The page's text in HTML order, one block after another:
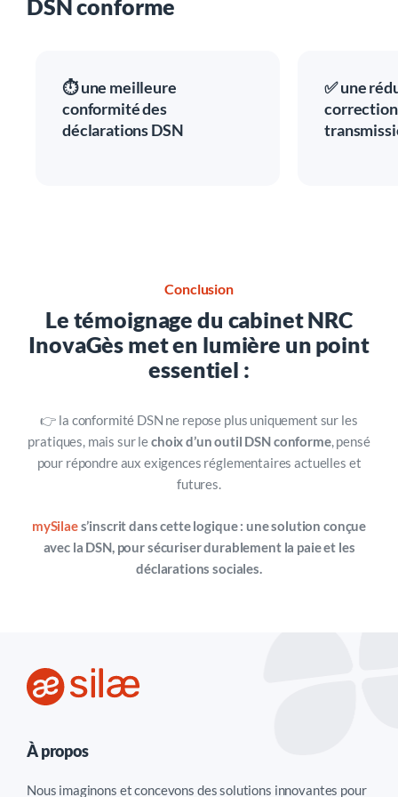
DSN conforme
⏱️ une meilleure
conformité des
déclarations DSN
✅ une
Conclusion
Le témoignage du cabinet NRC
InovaGès met en lumière un point
essentiel :
👉 la conformité DSN ne repose plus uniquement sur les
pratiques, mais sur lechoix d’un outil DSN conforme, pensé
pour répondre aux exigences réglementaires actuelles et
futures.
mySilaes’inscrit dans cette logique : une solution conçue
avec la DSN, pour sécuriser durablement la paie et les
déclarations sociales.
À propos
Nous imaginons et concevons des solutions innovantes pour